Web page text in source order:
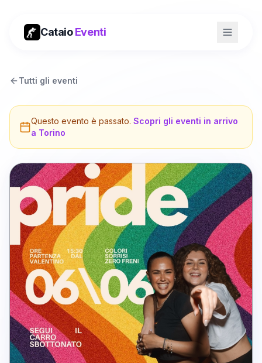
CataioEventi
Tutti gli eventi
Questo evento è passato. Scopri gli eventi in arrivo
a Torino